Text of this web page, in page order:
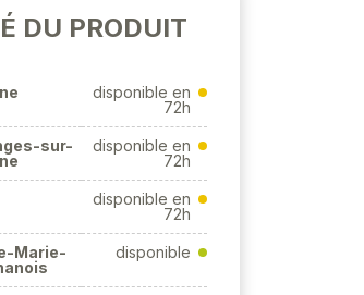
DU PRODUIT
disponible en
72h
sur-
disponible en
72h
disponible en
72h
Marie-
disponible